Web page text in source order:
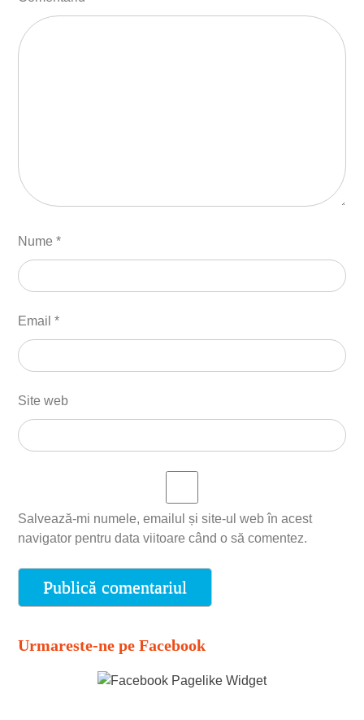
Nume*
Email*
Site web
Salvează-mi numele, emailul și site-ul web în acest
navigator pentru data viitoare când o să comentez.
Urmareste-ne pe Facebook